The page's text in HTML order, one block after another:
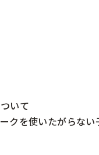
いて
クを使いたがらな